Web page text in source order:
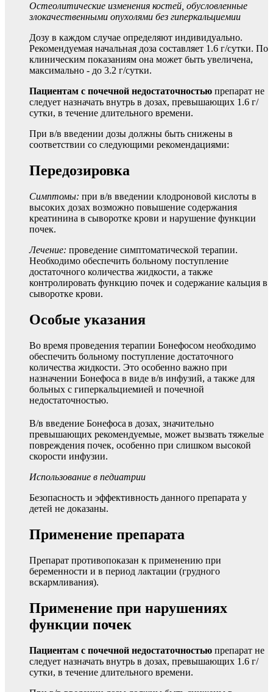
Остеолитические изменения костей, обусловленные
злокачественными опухолями без гиперкальциемии
Дозу в каждом случае определяют индивидуально.
Рекомендуемая начальная доза составляет 1.6 г/сутки. По
клиническим показаниям она может быть увеличена,
максимально - до 3.2 г/сутки.
Пациентам с почечной недостаточностью препарат не
следует назначать внутрь в дозах, превышающих 1.6 г/
сутки, в течение длительного времени.
При в/в введении дозы должны быть снижены в
соответствии со следующими рекомендациями:
Передозировка
Симптомы: при в/в введении клодроновой кислоты в
высоких дозах возможно повышение содержания
креатинина в сыворотке крови и нарушение функции
почек.
Лечение: проведение симптоматической терапии.
Необходимо обеспечить больному поступление
достаточного количества жидкости, а также
контролировать функцию почек и содержание кальция в
сыворотке крови.
Особые указания
Во время проведения терапии Бонефосом необходимо
обеспечить больному поступление достаточного
количества жидкости. Это особенно важно при
назначении Бонефоса в виде в/в инфузий, а также для
больных с гиперкальциемией и почечной
недостаточностью.
В/в введение Бонефоса в дозах, значительно
превышающих рекомендуемые, может вызвать тяжелые
повреждения почек, особенно при слишком высокой
скорости инфузии.
Использование в педиатрии
Безопасность и эффективность данного препарата у
детей не доказаны.
Применение препарата
Препарат противопоказан к применению при
беременности и в период лактации (грудного
вскармливания).
Применение при нарушениях
функции почек
Пациентам с почечной недостаточностью препарат не
следует назначать внутрь в дозах, превышающих 1.6 г/
сутки, в течение длительного времени.